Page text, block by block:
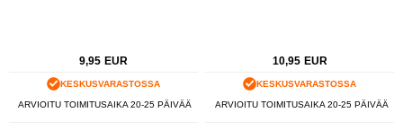
9,95 EUR
KESKUSVARASTOSSA
ARVIOITU TOIMITUSAIKA 20-25 PÄIVÄÄ
10,95 EUR
KESKUSVARASTOSSA
ARVIOITU TOIMITUSAIKA 20-25 PÄIVÄÄ